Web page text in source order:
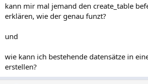
kann mir mal jemand den create_table
erklären, wie der genau funzt?
und
wie kann ich bestehende datensätze in
erstellen?